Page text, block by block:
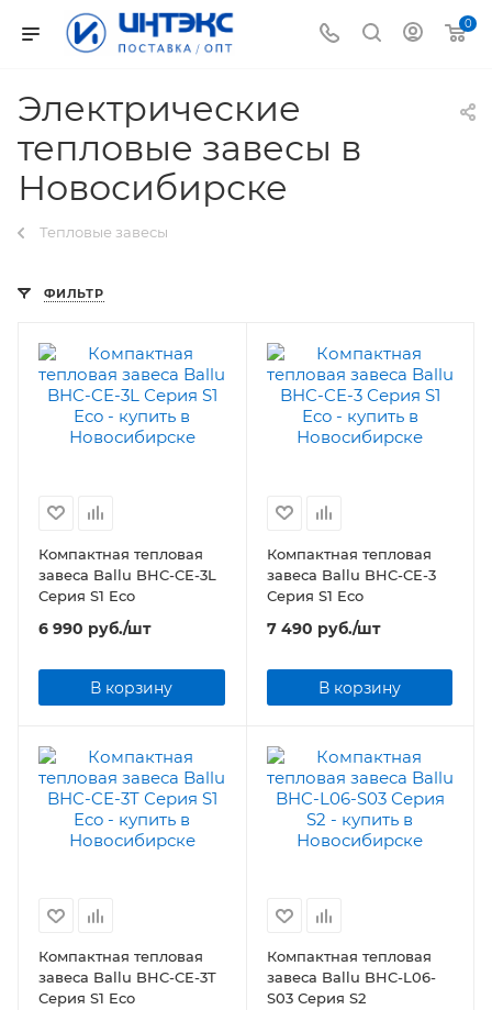
0
Электрические
тепловые завесы в
Новосибирске
Тепловые завесы
ФИЛЬТР
Компактная тепловая
завеса Ballu BHC-CE-3L
Серия S1 Eco
6 990 руб./шт
В корзину
Компактная тепловая
завеса Ballu BHC-CE-3
Серия S1 Eco
7 490 руб./шт
В корзину
Компактная тепловая
завеса Ballu BHC-CE-3T
Серия S1 Eco
Компактная тепловая
завеса Ballu BHC-L06-
S03 Серия S2